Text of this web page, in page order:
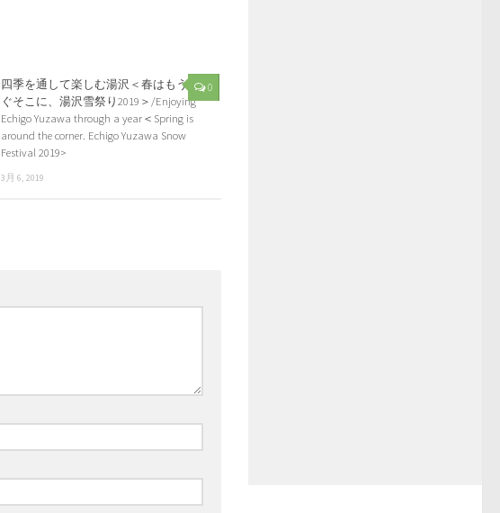
0
四季を通して楽しむ湯沢＜春はもうす
ぐそこに、湯沢雪祭り2019＞/Enjoying
Echigo Yuzawa through a year＜Spring is
around the corner. Echigo Yuzawa Snow
Festival 2019>
3月 6, 2019